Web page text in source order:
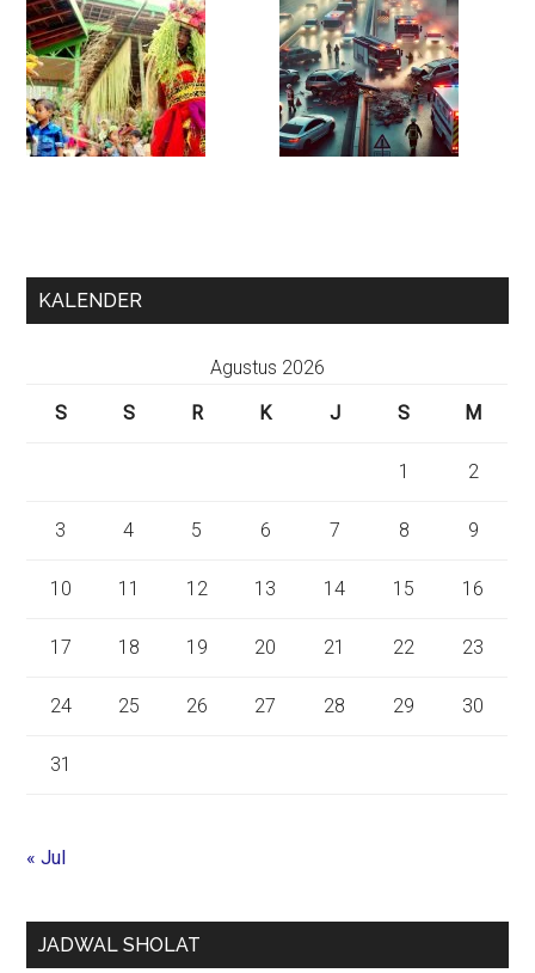
KALENDER
Agustus 2026
S
S R K J S M
1 2
3 4 5 6 7 8 9
10 11 12 13 14 15 16
17 18 19 20 21 22 23
24 25 26 27 28 29 30
31
« Jul
JADWAL SHOLAT